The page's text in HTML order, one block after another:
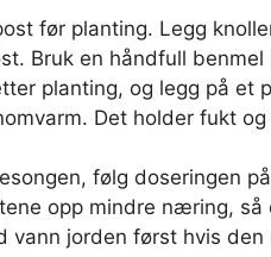
før planting. Legg
Bruk en håndfull
planting, og legg på et
Det holder fukt
følg doseringen
opp mindre næring,
vann jorden først hvis